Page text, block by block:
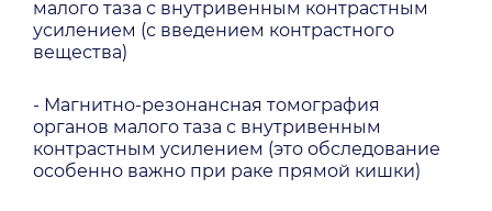
малого таза с внутривенным контрастным
усилением (с введением контрастного
вещества)
- Магнитно-резонансная томография
органов малого таза с внутривенным
контрастным усилением (это обследование
особенно важно при раке прямой кишки)